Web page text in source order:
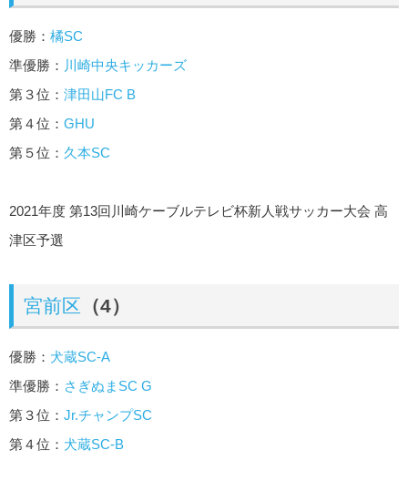
優勝： 橘SC
準優勝： 川崎中央キッカーズ
第３位： 津田山FC B
第４位： GHU
第５位： 久本SC
2021年度 第13回川崎ケーブルテレビ杯新人戦サッカー大会 高
津区予選
宮前区 （4）
優勝： 犬蔵SC-A
準優勝： さぎぬまSC G
第３位： Jr.チャンプSC
第４位： 犬蔵SC-B